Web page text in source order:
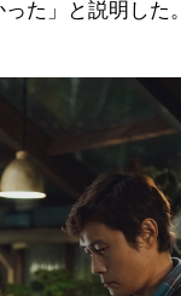
た」と説明した。